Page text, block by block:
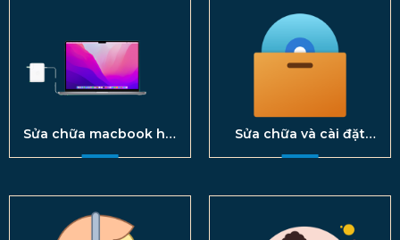
Sửa chữa macbook hải
Sửa chữa và cài đặt